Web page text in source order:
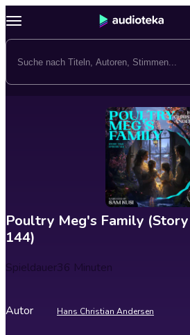
Poultry Meg's Family
144)
Spieldauer36 Minuten
Autor Hans Christian Andersen